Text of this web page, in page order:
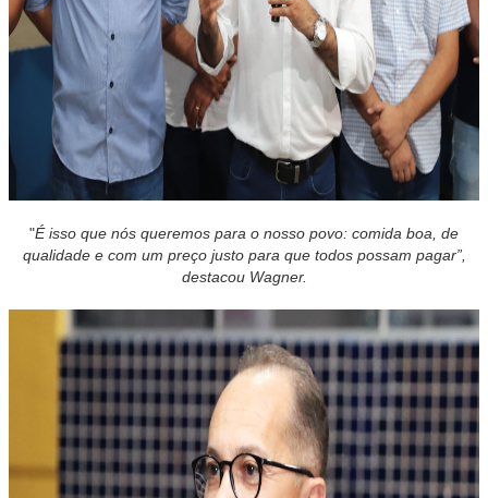
"É isso que nós queremos para o nosso povo: comida boa, de
qualidade e com um preço justo para que todos possam pagar”,
destacou Wagner.